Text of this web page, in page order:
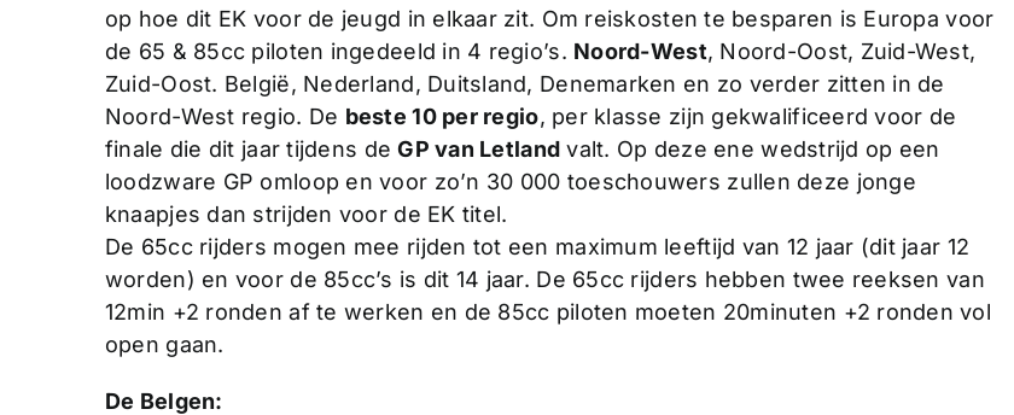
op hoe dit EK voor de jeugd in elkaar zit. Om reiskosten te besparen is Europa voor
de 65 & 85cc piloten ingedeeld in 4 regio’s. Noord-West, Noord-Oost, Zuid-West,
Zuid-Oost. België, Nederland, Duitsland, Denemarken en zo verder zitten in de
Noord-West regio. De beste 10 per regio, per klasse zijn gekwalificeerd voor de
finale die dit jaar tijdens deGP van Letland valt. Op deze ene wedstrijd op een
loodzware GP omloop en voor zo’n 30 000 toeschouwers zullen deze jonge
knaapjes dan strijden voor de EK titel.
De 65cc rijders mogen mee rijden tot een maximum leeftijd van 12 jaar (dit jaar 12
worden) en voor de 85cc’s is dit 14 jaar. De 65cc rijders hebben twee reeksen van
12min +2 ronden af te werken en de 85cc piloten moeten 20minuten +2 ronden vol
open gaan.
De Belgen: